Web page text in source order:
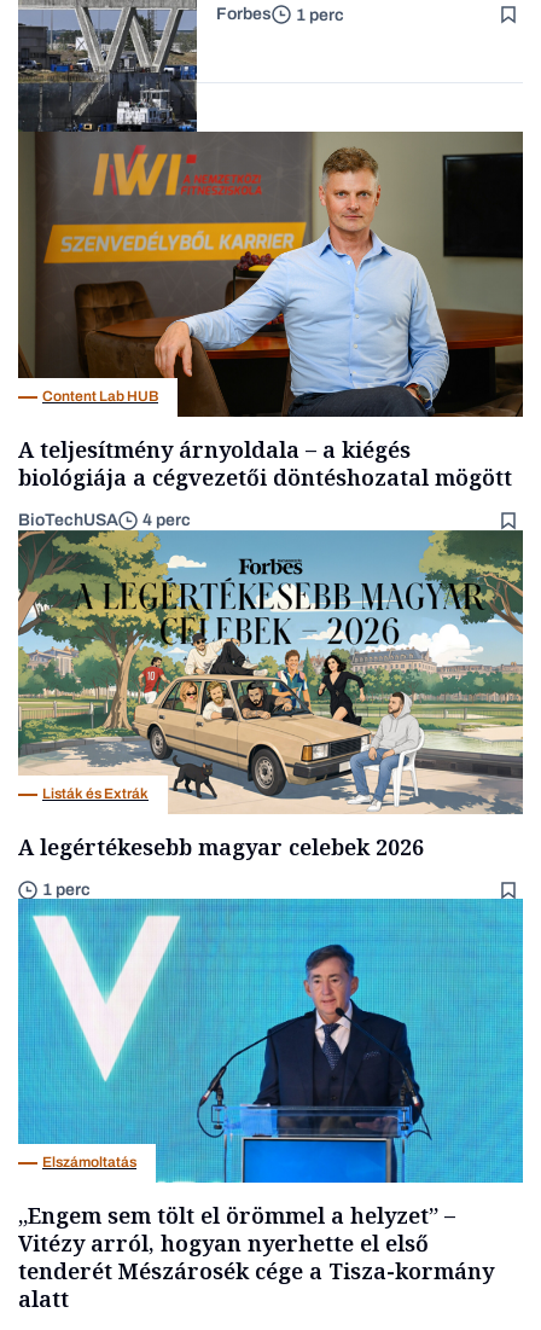
Forbes-sztori
Forbes 1 perc
Content Lab HUB
A teljesítmény árnyoldala – a kiégés
biológiája a cégvezetői döntéshozatal mögött
BioTechUSA 4 perc
Listák és Extrák
A legértékesebb magyar celebek 2026
1 perc
Elszámoltatás
„Engem sem tölt el örömmel a helyzet” –
Vitézy arról, hogyan nyerhette el első
tenderét Mészárosék cége a Tisza-kormány
alatt